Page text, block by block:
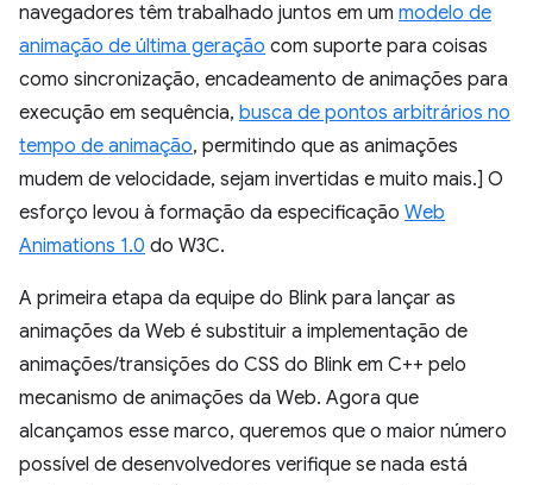
navegadores têm trabalhado juntos em um modelo de
animação de última geração com suporte para coisas
como sincronização, encadeamento de animações para
execução em sequência, busca de pontos arbitrários no
tempo de animação, permitindo que as animações
mudem de velocidade, sejam invertidas e muito mais.] O
esforço levou à formação da especificação Web
Animations 1.0 do W3C.
A primeira etapa da equipe do Blink para lançar as
animações da Web é substituir a implementação de
animações/transições do CSS do Blink em C++ pelo
mecanismo de animações da Web. Agora que
alcançamos esse marco, queremos que o maior número
possível de desenvolvedores verifique se nada está